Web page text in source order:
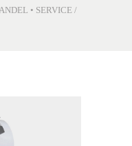
• SERVICE /